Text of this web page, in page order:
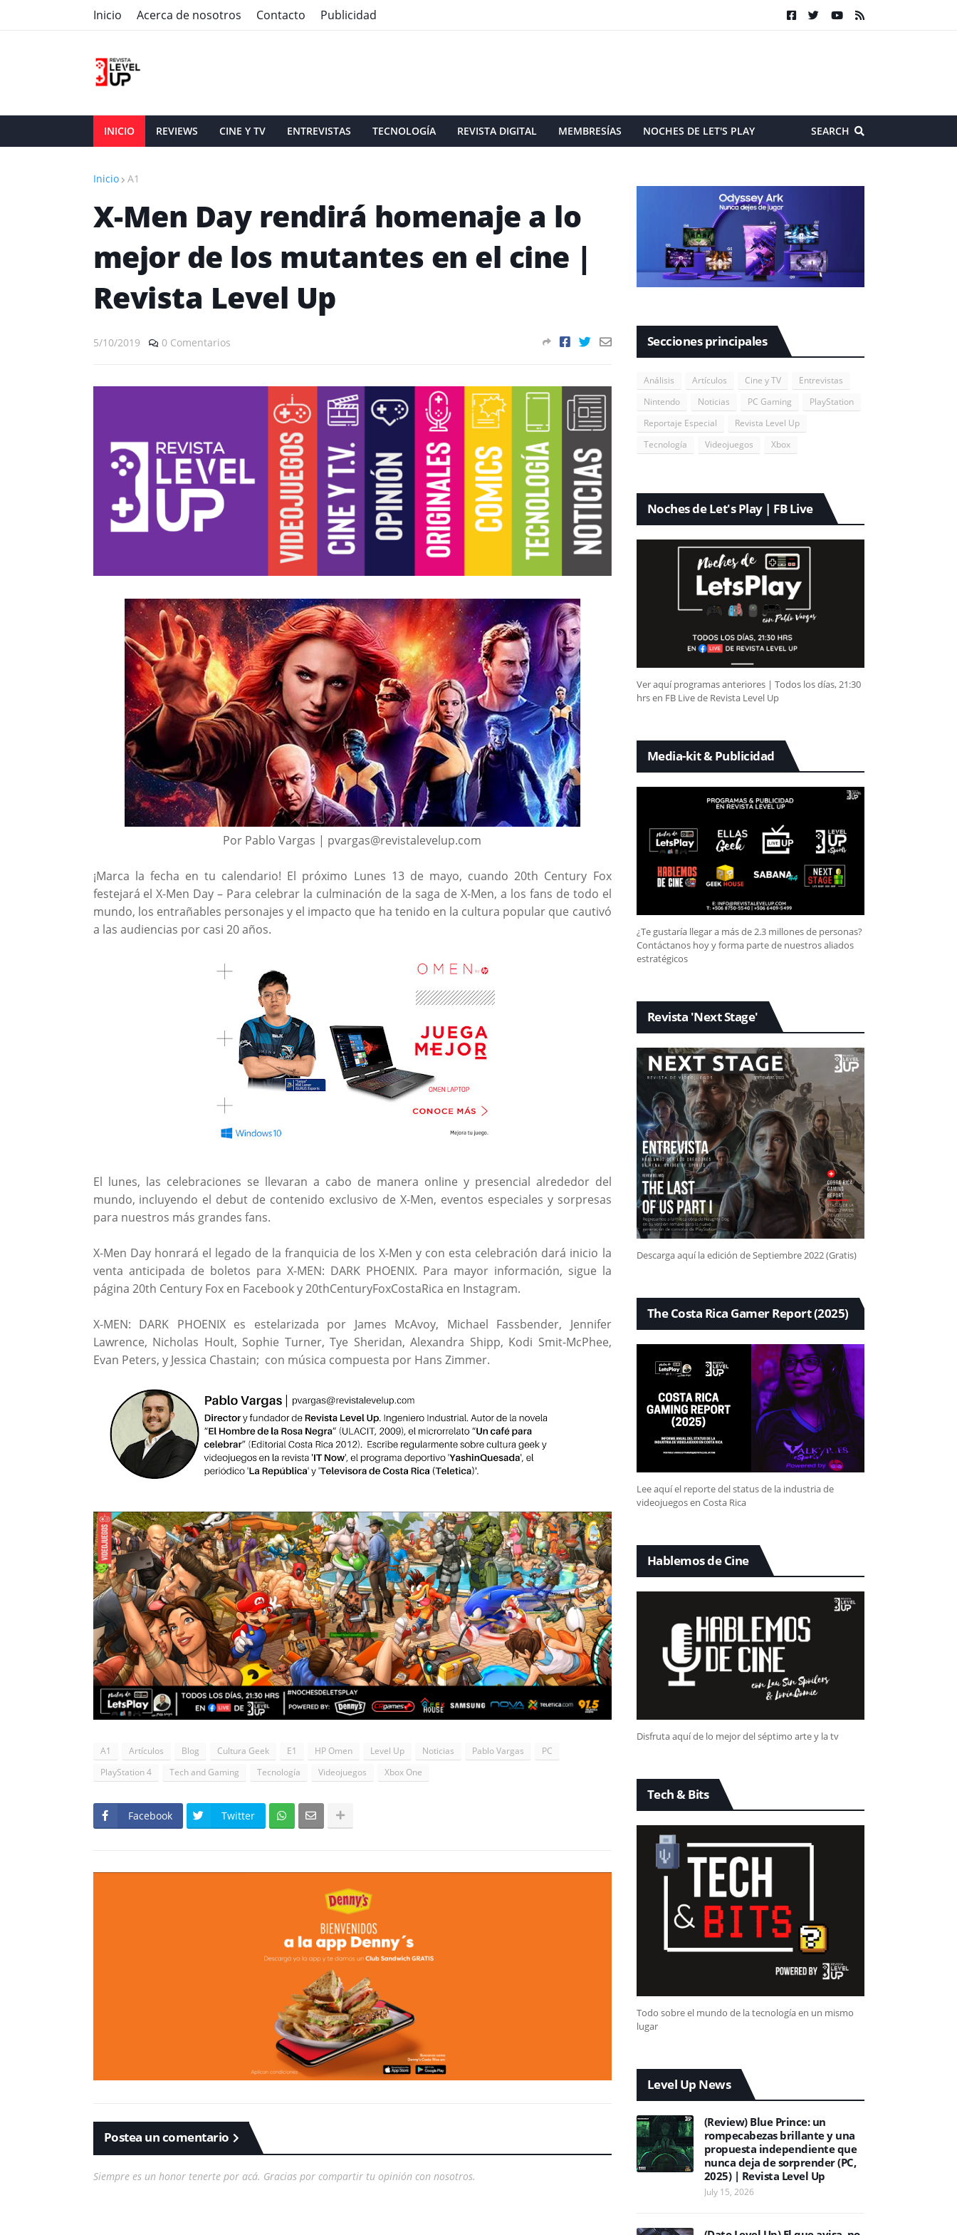
Inicio Acerca de nosotros Contacto Publicidad
INICIO REVIEWS CINE Y TV ENTREVISTAS TECNOLOGÍA REVISTA DIGITAL MEMBRESÍAS NOCHES DE LET'S PLAY SEARCH
Inicio A1
X-Men Day rendirá homenaje a lo
mejor de los mutantes en el cine |
Revista Level Up
5/10/2019 0 Comentarios
Por Pablo Vargas | pvargas@revistalevelup.com
¡Marca la fecha en tu calendario! El próximo Lunes 13 de mayo, cuando 20th Century Fox
festejará el X-Men Day – Para celebrar la culminación de la saga de X-Men, a los fans de todo el
mundo, los entrañables personajes y el impacto que ha tenido en la cultura popular que cautivó
a las audiencias por casi 20 años.
El lunes, las celebraciones se llevaran a cabo de manera online y presencial alrededor del
mundo, incluyendo el debut de contenido exclusivo de X-Men, eventos especiales y sorpresas
para nuestros más grandes fans.
X-Men Day honrará el legado de la franquicia de los X-Men y con esta celebración dará inicio la
venta anticipada de boletos para X-MEN: DARK PHOENIX. Para mayor información, sigue la
página 20th Century Fox en Facebook y 20thCenturyFoxCostaRica en Instagram.
X-MEN: DARK PHOENIX es estelarizada por James McAvoy, Michael Fassbender, Jennifer
Lawrence, Nicholas Hoult, Sophie Turner, Tye Sheridan, Alexandra Shipp, Kodi Smit-McPhee,
Evan Peters, y Jessica Chastain; con música compuesta por Hans Zimmer.
A1 Artículos Blog Cultura Geek E1 HP Omen Level Up Noticias Pablo Vargas
PC
PlayStation 4
Tech and Gaming Tecnología Videojuegos Xbox One
Facebook Twitter
Postea un comentario
Siempre es un honor tenerte por acá. Gracias por compartir tu opinión con nosotros.
Secciones principales
Análisis Artículos Cine y TV
Entrevistas
Nintendo
Noticias PC Gaming
PlayStation
Reportaje Especial
Revista Level Up
Tecnología
Videojuegos Xbox
Noches de Let's Play | FB Live
Ver aquí programas anteriores | Todos los días, 21:30
hrs en FB Live de Revista Level Up
Media-kit & Publicidad
¿Te gustaría llegar a más de 2.3 millones de personas?
Contáctanos hoy y forma parte de nuestros aliados
estratégicos
Revista 'Next Stage'
Descarga aquí la edición de Septiembre 2022 (Gratis)
The Costa Rica Gamer Report (2025)
Lee aquí el reporte del status de la industria de
videojuegos en Costa Rica
Hablemos de Cine
Disfruta aquí de lo mejor del séptimo arte y la tv
Tech & Bits
Todo sobre el mundo de la tecnología en un mismo
lugar
Level Up News
(Review) Blue Prince: un
rompecabezas brillante y una
propuesta independiente que
nunca deja de sorprender (PC,
2025) | Revista Level Up
July 15, 2026